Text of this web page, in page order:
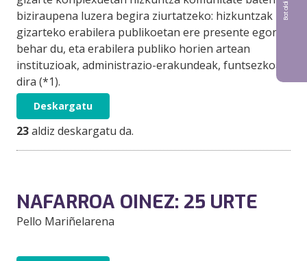
biziraupena luzera begira ziurtatzeko: hizkuntzak
gizarteko erabilera publikoetan ere presente egon
behar du, eta erabilera publiko horien artean
instituzioak, administrazio-erakundeak, funtsezkoak
dira (*1).
Deskargatu
23aldiz deskargatu da.
NAFARROA OINEZ: 25 URTE
Pello Mariñelarena